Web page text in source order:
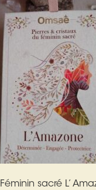
Féminin sacré L’